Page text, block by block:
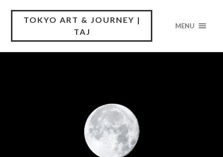
TOKYO ART & JOURNEY |
TAJ
MENU